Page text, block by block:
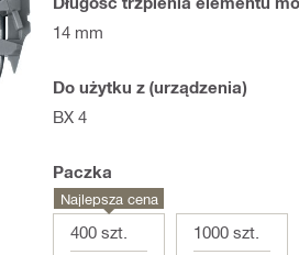
14 mm
Do użytku z (urządzenia)
BX 4
Paczka
400 szt.
Najlepsza cena
1000 szt.